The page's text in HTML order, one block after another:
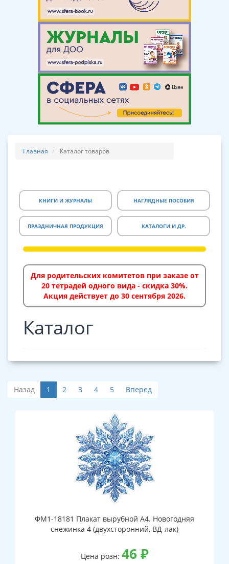
Главная Каталог товаров
КНИГИ И ЖУРНАЛЫ НАГЛЯДНЫЕ ПОСОБИЯ
ПРАЗДНИЧНАЯ ПРОДУКЦИЯ КАТАЛОГИ И ДР.
Для родительских комитетов при заказе от
20 тетрадей одного вида - скидка 30%.
Акция действует до 30 сентября 2026.
Каталог
Назад 1 2 3 4 5 Вперед
ФМ1-18181 Плакат вырубной А4. Новогодняя
снежинка 4 (двухсторонний, ВД-лак)
Цена розн: 46 ₽